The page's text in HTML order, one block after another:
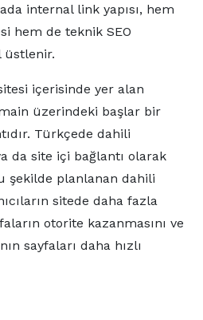
internal link yapısı, hem
hem de teknik SEO
üstlenir.
içerisinde yer alan
üzerindeki başlar bir
Türkçede dahili
da site içi bağlantı olarak
şekilde planlanan dahili
sitede daha fazla
otorite kazanmasını ve
sayfaları daha hızlı